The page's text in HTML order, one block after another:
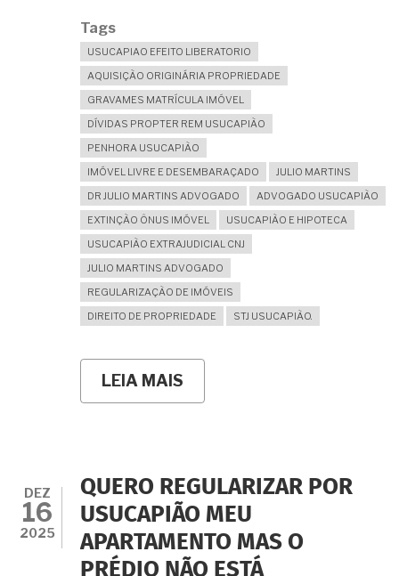
Tags
USUCAPIAO EFEITO LIBERATORIO
AQUISIÇÃO ORIGINÁRIA PROPRIEDADE
GRAVAMES MATRÍCULA IMÓVEL
DÍVIDAS PROPTER REM USUCAPIÃO
PENHORA USUCAPIÃO
IMÓVEL LIVRE E DESEMBARAÇADO
JULIO MARTINS
DR JULIO MARTINS ADVOGADO
ADVOGADO USUCAPIÃO
EXTINÇÃO ÔNUS IMÓVEL
USUCAPIÃO E HIPOTECA
USUCAPIÃO EXTRAJUDICIAL CNJ
JULIO MARTINS ADVOGADO
REGULARIZAÇÃO DE IMÓVEIS
DIREITO DE PROPRIEDADE
STJ USUCAPIÃO.
LEIA MAIS
DE
UM
IMÓVEL?
ENTENDA
O
EFEITO
DEZ
16
2025
QUERO REGULARIZAR POR
USUCAPIÃO MEU
APARTAMENTO MAS O
PRÉDIO NÃO ESTÁ